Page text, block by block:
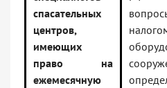
спасательных
центров,
имеющих
право на
ежемесячную